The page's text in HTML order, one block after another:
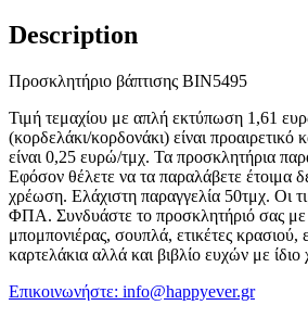
Description
Προσκλητήριο βάπτισης ΒΙΝ5495
Τιμή τεμαχίου με απλή εκτύπωση 1,61
(κορδελάκι/κορδονάκι) είναι προαιρετικό
είναι 0,25 ευρώ/τμχ. Τα προσκλητήρια
Εφόσον θέλετε να τα παραλάβετε έτοιμα
χρέωση. Ελάχιστη παραγγελία 50τμχ. Οι
ΦΠΑ. Συνδυάστε το προσκλητήριό σας με
μπομπονιέρας, σουπλά, ετικέτες κρασιού,
καρτελάκια αλλά και βιβλίο ευχών με ίδιο
Επικοινωνήστε: info@happyever.gr